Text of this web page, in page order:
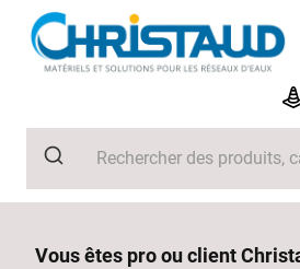
Vous êtes pro ou client